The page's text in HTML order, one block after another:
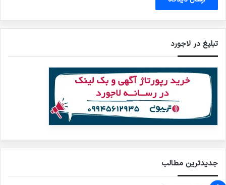
تبلیغ در لاجورد
جدیدترین مطالب